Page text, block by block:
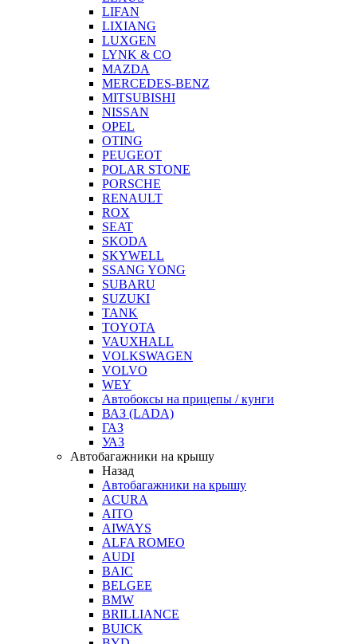
LIFAN
LIXIANG
LUXGEN
LYNK & CO
MAZDA
MERCEDES-BENZ
MITSUBISHI
NISSAN
OPEL
OTING
PEUGEOT
POLAR STONE
PORSCHE
RENAULT
ROX
SEAT
SKODA
SKYWELL
SSANG YONG
SUBARU
SUZUKI
TANK
TOYOTA
VAUXHALL
VOLKSWAGEN
VOLVO
WEY
Автобоксы на прицепы / кунги
ВАЗ (LADA)
ГАЗ
УАЗ
Автобагажники на крышу
Назад
Автобагажники на крышу
ACURA
AITO
AIWAYS
ALFA ROMEO
AUDI
BAIC
BELGEE
BMW
BRILLIANCE
BUICK